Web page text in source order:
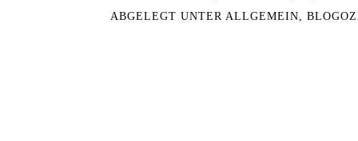
ABGELEGT UNTER ALLGEMEIN ,